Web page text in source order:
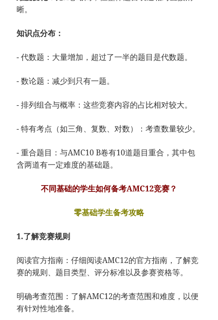
晰。
知识点分布：
- 代数题：大量增加，超过了一半的题目是代数题。
- 数论题：减少到只有一题。
- 排列组合与概率：这些竞赛内容的占比相对较大。
- 特有考点（如三角、复数、对数）：考查数量较少。
- 重合题目：与AMC10 B卷有10道题目重合，其中包
含两道有一定难度的基础题。
不同基础的学生如何备考AMC12竞赛？
零基础学生备考攻略
1.了解竞赛规则
阅读官方指南：仔细阅读AMC12的官方指南，了解竞
赛的规则、题目类型、评分标准以及参赛资格等。
明确考查范围：了解AMC12的考查范围和难度，以便
有针对性地准备。